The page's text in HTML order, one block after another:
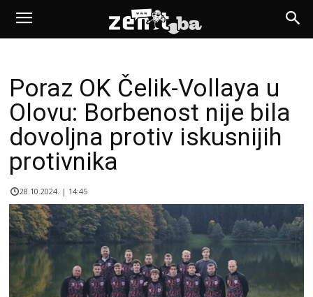
Poraz OK Čelik-Vollaya u
Olovu: Borbenost nije bila
dovoljna protiv iskusnijih
protivnika
28.10.2024. | 14:45